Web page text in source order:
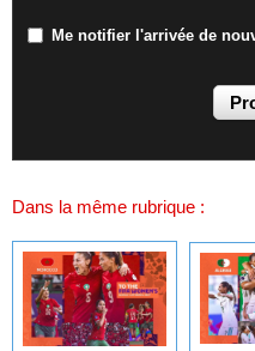
Me notifier l'arrivée de
Dans la même rubrique :